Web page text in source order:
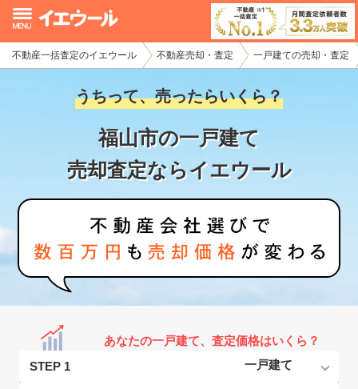
不動産一括査定のイエウール 不動産売却・査定 一戸建ての売却・査定
うちって、売ったらいくら？
福山市の一戸建て
売却査定ならイエウール
あなたの一戸建て、査定価格はいくら？
STEP 1
イエウール加盟希望の不動産会社様
初めての方へ
不動産売却の流れ
不動産の売却・一括査定
家査定シミュレーター
お問い合わせ